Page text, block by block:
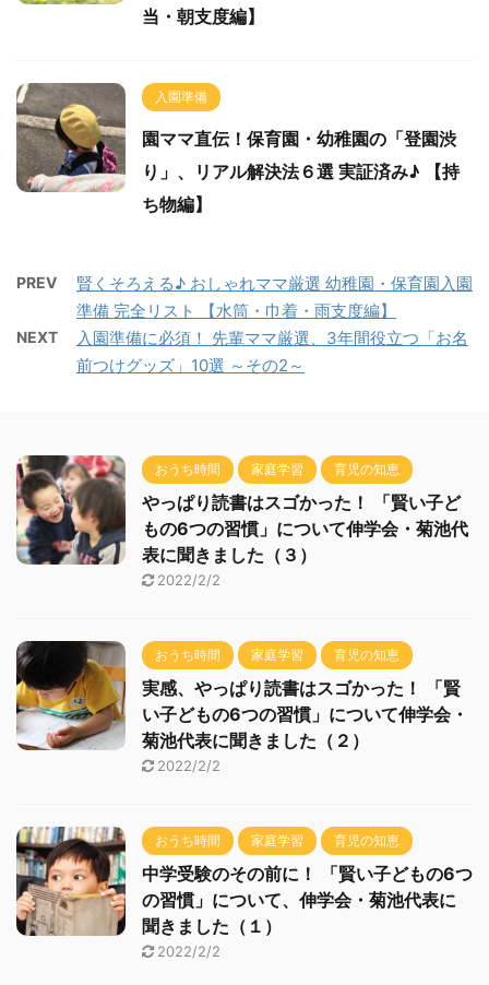
当・朝支度編】
入園準備
園ママ直伝！保育園・幼稚園の「登園渋
り」、リアル解決法６選 実証済み♪ 【持
ち物編】
PREV
賢くそろえる♪ おしゃれママ厳選 幼稚園・保育園入園
準備 完全リスト 【水筒・巾着・雨支度編】
NEXT
入園準備に必須！ 先輩ママ厳選、3年間役立つ「お名
前つけグッズ」10選 ～その2～
おうち時間 家庭学習 育児の知恵
やっぱり読書はスゴかった！ 「賢い子ど
もの6つの習慣」について伸学会・菊池代
表に聞きました（３）
2022/2/2
おうち時間 家庭学習 育児の知恵
実感、やっぱり読書はスゴかった！ 「賢
い子どもの6つの習慣」について伸学会・
菊池代表に聞きました（２）
2022/2/2
おうち時間 家庭学習 育児の知恵
中学受験のその前に！ 「賢い子どもの6つ
の習慣」について、伸学会・菊池代表に
聞きました（１）
2022/2/2